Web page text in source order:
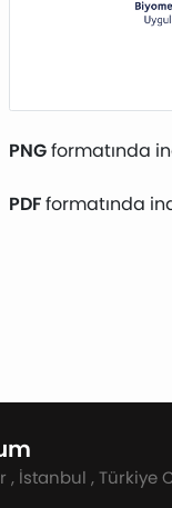
PNGformatında
PDFformatında
, İstanbul , Türkiye